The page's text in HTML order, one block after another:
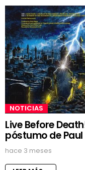
NOTICIAS
Live Before
póstumo de Paul
hace 3 meses